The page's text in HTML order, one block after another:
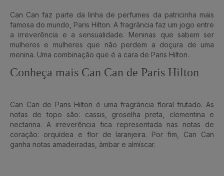
Can Can faz parte da linha de perfumes da patricinha mais
famosa do mundo, Paris Hilton. A fragrância faz um jogo entre
a irreverência e a sensualidade. Meninas que sabem ser
mulheres e mulheres que não perdem a doçura de uma
menina. Uma combinação que é a cara de Paris Hilton.
Conheça mais Can Can de Paris Hilton
Can Can de Paris Hilton é uma fragrância floral frutado. As
notas de topo são: cassis, groselha preta, clementina e
nectarina. A irreverência fica representada nas notas de
coração: orquídea e flor de laranjeira. Por fim, Can Can
ganha notas amadeiradas, âmbar e almíscar.